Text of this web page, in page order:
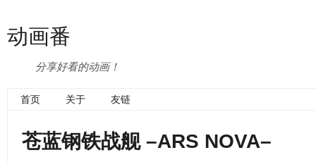
动画番
分享好看的动画！
首页 关于 友链
苍蓝钢铁战舰 –ARS NOVA–